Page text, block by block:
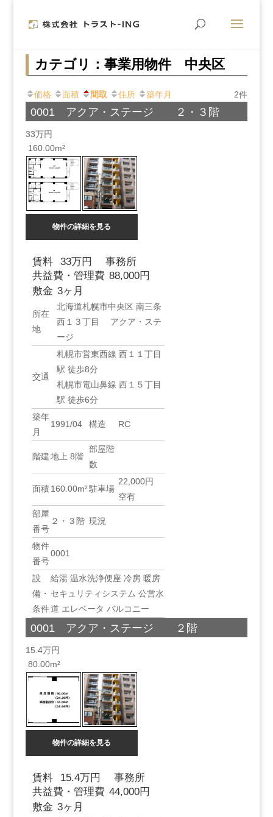
カテゴリ：事業用物件 中央区
価格 面積 間取 住所 築年月 2件
0001 アクア・ステージ ２・３階
33万円
160.00m²
物件の詳細を見る
賃料 33万円
事務所
共益費・管理費 88,000円
敷金 3ヶ月
所在
地
北海道札幌市中央区 南三条
西１３丁目 アクア・ステ
ージ
交通
札幌市営東西線 西１１丁目
駅 徒歩8分
札幌市電山鼻線 西１５丁目
駅 徒歩6分
築年
月
1991/04 構造 RC
階建 地上 8階
部屋階
数
面積160.00m²駐車場
22,000円
空有
部屋
番号
２・３階 現況
物件
番号
0001
設
備・
条件
給湯 温水洗浄便座 冷房 暖房
セキュリティシステム 公営水
道 エレベータ バルコニー
0001 アクア・ステージ ２階
15.4万円
80.00m²
物件の詳細を見る
賃料 15.4万円
事務所
共益費・管理費 44,000円
敷金 3ヶ月